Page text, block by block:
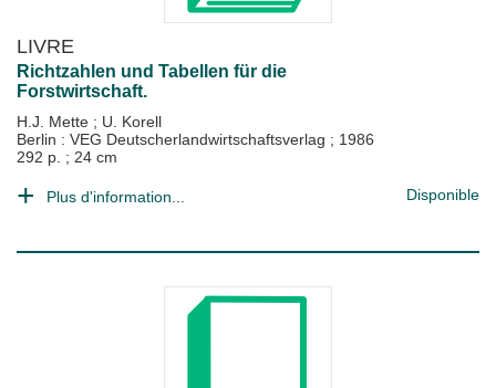
LIVRE
Richtzahlen und Tabellen für die
Forstwirtschaft.
H.J. Mette ; U. Korell
Berlin : VEG Deutscherlandwirtschaftsverlag ; 1986
292 p. ; 24 cm
Plus d'information... Disponible